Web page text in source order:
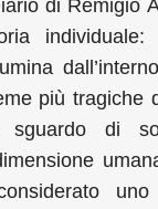
di Remigio
più tragiche
sguardo di